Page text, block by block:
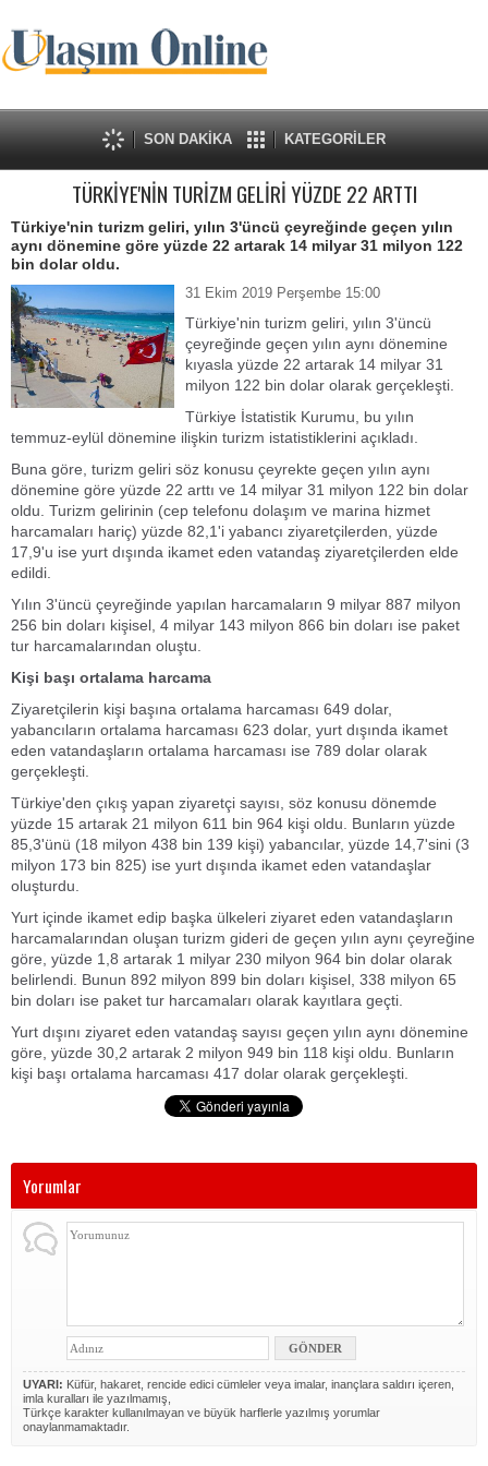
SON DAKİKA KATEGORİLER
TÜRKİYE'NİN TURİZM GELİRİ YÜZDE 22 ARTTI
Türkiye'nin turizm geliri, yılın 3'üncü çeyreğinde geçen yılın
aynı dönemine göre yüzde 22 artarak 14 milyar 31 milyon 122
bin dolar oldu.
31 Ekim 2019 Perşembe 15:00
Türkiye'nin turizm geliri, yılın 3'üncü
çeyreğinde geçen yılın aynı dönemine
kıyasla yüzde 22 artarak 14 milyar 31
milyon 122 bin dolar olarak gerçekleşti.
Türkiye İstatistik Kurumu, bu yılın
temmuz-eylül dönemine ilişkin turizm istatistiklerini açıkladı.
Buna göre, turizm geliri söz konusu çeyrekte geçen yılın aynı
dönemine göre yüzde 22 arttı ve 14 milyar 31 milyon 122 bin dolar
oldu. Turizm gelirinin (cep telefonu dolaşım ve marina hizmet
harcamaları hariç) yüzde 82,1'i yabancı ziyaretçilerden, yüzde
17,9'u ise yurt dışında ikamet eden vatandaş ziyaretçilerden elde
edildi.
Yılın 3'üncü çeyreğinde yapılan harcamaların 9 milyar 887 milyon
256 bin doları kişisel, 4 milyar 143 milyon 866 bin doları ise paket
tur harcamalarından oluştu.
Kişi başı ortalama harcama
Ziyaretçilerin kişi başına ortalama harcaması 649 dolar,
yabancıların ortalama harcaması 623 dolar, yurt dışında ikamet
eden vatandaşların ortalama harcaması ise 789 dolar olarak
gerçekleşti.
Türkiye'den çıkış yapan ziyaretçi sayısı, söz konusu dönemde
yüzde 15 artarak 21 milyon 611 bin 964 kişi oldu. Bunların yüzde
85,3'ünü (18 milyon 438 bin 139 kişi) yabancılar, yüzde 14,7'sini (3
milyon 173 bin 825) ise yurt dışında ikamet eden vatandaşlar
oluşturdu.
Yurt içinde ikamet edip başka ülkeleri ziyaret eden vatandaşların
harcamalarından oluşan turizm gideri de geçen yılın aynı çeyreğine
göre, yüzde 1,8 artarak 1 milyar 230 milyon 964 bin dolar olarak
belirlendi. Bunun 892 milyon 899 bin doları kişisel, 338 milyon 65
bin doları ise paket tur harcamaları olarak kayıtlara geçti.
Yurt dışını ziyaret eden vatandaş sayısı geçen yılın aynı dönemine
göre, yüzde 30,2 artarak 2 milyon 949 bin 118 kişi oldu. Bunların
kişi başı ortalama harcaması 417 dolar olarak gerçekleşti.
Yorumlar
UYARI: Küfür, hakaret, rencide edici cümleler veya imalar, inançlara saldırı içeren,
imla kuralları ile yazılmamış,
Türkçe karakter kullanılmayan ve büyük harflerle yazılmış yorumlar
onaylanmamaktadır.